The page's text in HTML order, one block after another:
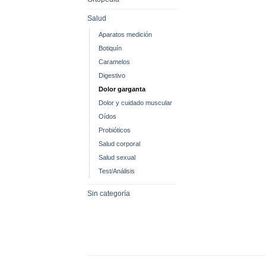
Salud
Aparatos medición
Botiquín
Caramelos
Digestivo
Dolor garganta
Dolor y cuidado muscular
Oídos
Probióticos
Salud corporal
Salud sexual
Test/Análisis
Sin categoría